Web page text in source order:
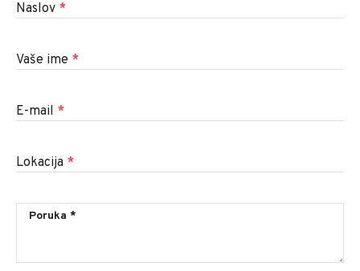
Naslov *
Vaše ime *
E-mail *
Lokacija *